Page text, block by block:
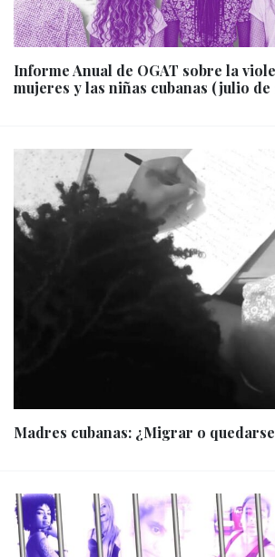
Informe Anual de OGAT sobre la
mujeres y las niñas cubanas (julio de
Madres cubanas: ¿Migrar o